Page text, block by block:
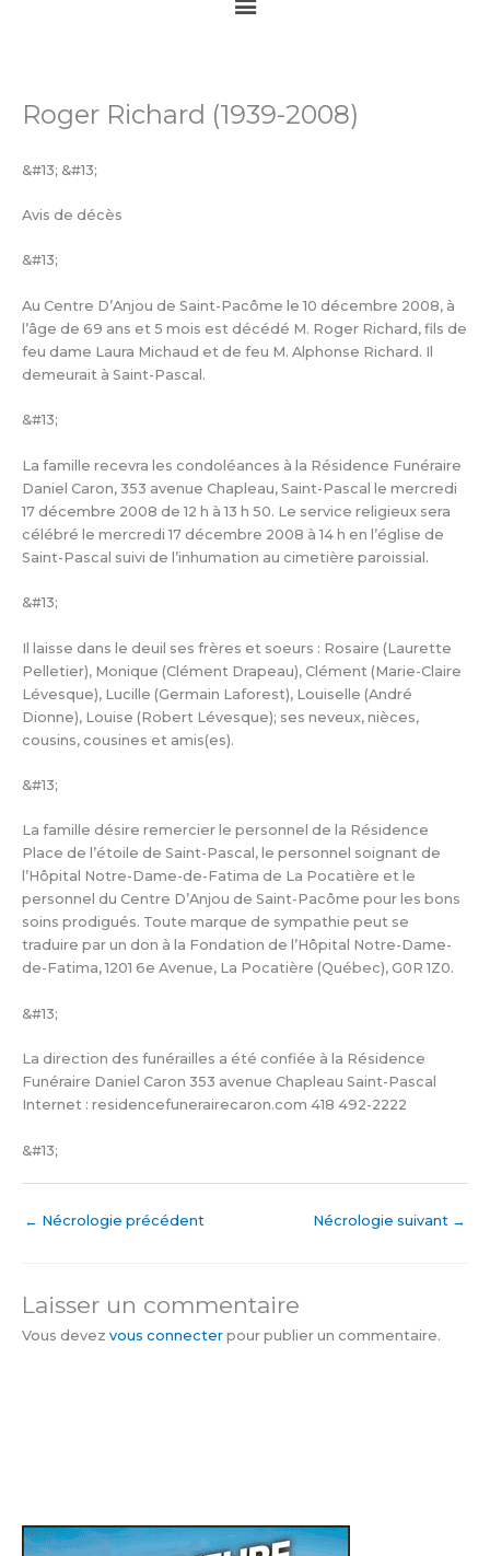
Roger Richard (1939-2008)
&#13; &#13;
Avis de décès
&#13;
Au Centre D’Anjou de Saint-Pacôme le 10 décembre 2008, à
l’âge de 69 ans et 5 mois est décédé M. Roger Richard, fils de
feu dame Laura Michaud et de feu M. Alphonse Richard. Il
demeurait à Saint-Pascal.
&#13;
La famille recevra les condoléances à la Résidence Funéraire
Daniel Caron, 353 avenue Chapleau, Saint-Pascal le mercredi
17 décembre 2008 de 12 h à 13 h 50. Le service religieux sera
célébré le mercredi 17 décembre 2008 à 14 h en l’église de
Saint-Pascal suivi de l’inhumation au cimetière paroissial.
&#13;
Il laisse dans le deuil ses frères et soeurs : Rosaire (Laurette
Pelletier), Monique (Clément Drapeau), Clément (Marie-Claire
Lévesque), Lucille (Germain Laforest), Louiselle (André
Dionne), Louise (Robert Lévesque); ses neveux, nièces,
cousins, cousines et amis(es).
&#13;
La famille désire remercier le personnel de la Résidence
Place de l’étoile de Saint-Pascal, le personnel soignant de
l’Hôpital Notre-Dame-de-Fatima de La Pocatière et le
personnel du Centre D’Anjou de Saint-Pacôme pour les bons
soins prodigués. Toute marque de sympathie peut se
traduire par un don à la Fondation de l’Hôpital Notre-Dame-
de-Fatima, 1201 6e Avenue, La Pocatière (Québec), G0R 1Z0.
&#13;
La direction des funérailles a été confiée à la Résidence
Funéraire Daniel Caron 353 avenue Chapleau Saint-Pascal
Internet : residencefunerairecaron.com 418 492-2222
&#13;
← Nécrologie précédent Nécrologie suivant →
Laisser un commentaire
Vous devez vous connecter pour publier un commentaire.